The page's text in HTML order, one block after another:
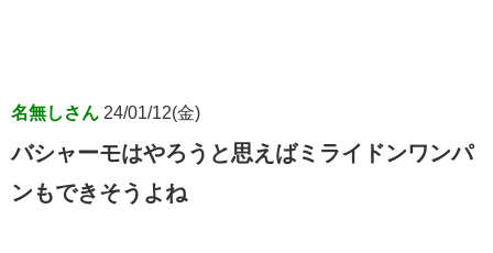
名無しさん 24/01/12(金)
バシャーモはやろうと思えばミライドンワンパ
ンもできそうよね